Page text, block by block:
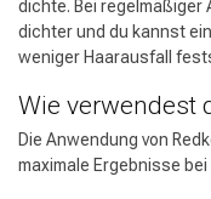
dichte. Bei regelmäßiger
dichter und du kannst
weniger Haarausfall
Wie verwendest
Die Anwendung von
maximale Ergebnisse